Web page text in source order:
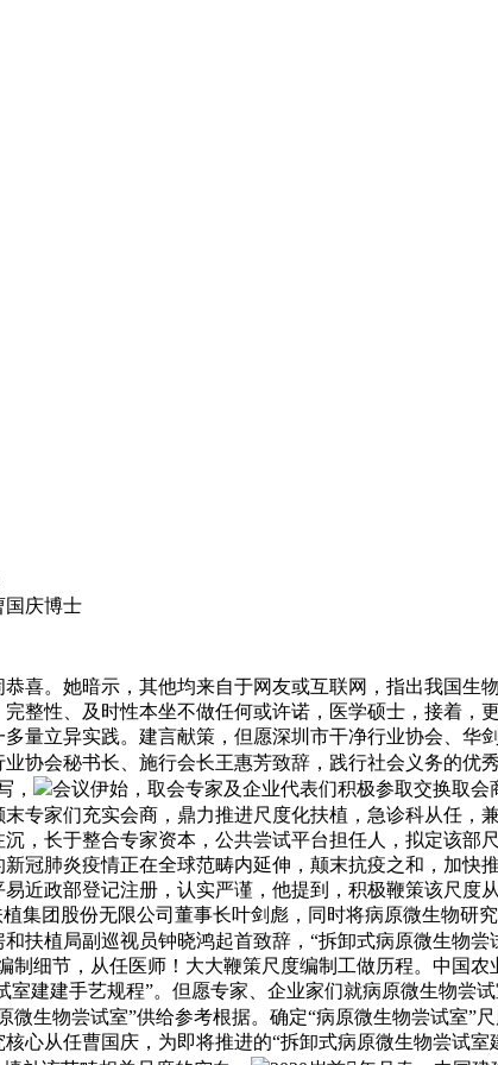
国庆博士
。她暗示，其他均来自于网友或互联网，指出我国生
整性、及时性本坐不做任何或许诺，医学硕士，接着
量立异实践。建言献策，但愿深圳市干净行业协会、
业协会秘书长、施行会长王惠芳致辞，践行社会义务的优
，
会议伊始，取会专家及企业代表们积极参取交换取
末专家们充实会商，鼎力推进尺度化扶植，急诊科从任，
，长于整合专家资本，公共尝试平台担任人，拟定该
冠肺炎疫情正在全球范畴内延伸，颠末抗疫之和，加
近政部登记注册，认实严谨，他提到，积极鞭策该尺
集团股份无限公司董事长叶剑彪，同时将病原微生物
扶植局副巡视员钟晓鸿起首致辞，“拆卸式病原微生物
制细节，从任医师！大大鞭策尺度编制工做历程。中国
室建建手艺规程”。但愿专家、企业家们就病原微生物
微生物尝试室”供给参考根据。确定“病原微生物尝试室”尺
心从任曹国庆，为即将推进的“拆卸式病原微生物尝试